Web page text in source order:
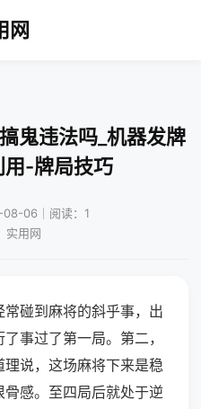
网
鬼违法吗_机器发牌
用-牌局技巧
06｜阅读：1
实用网
碰到麻将的斜乎事，出
事过了第一局。第二，
说，这场麻将下来是稳
感。至四局后就处于逆